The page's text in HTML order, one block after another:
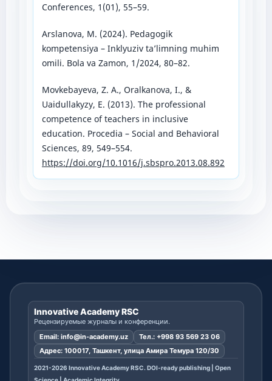
Conferences, 1(01), 55–59.
Arslanova, M. (2024). Pedagogik
kompetensiya – Inklyuziv ta’limning muhim
omili. Bola va Zamon, 1/2024, 80–82.
Movkebayeva, Z. A., Oralkanova, I., &
Uaidullakyzy, E. (2013). The professional
competence of teachers in inclusive
education. Procedia – Social and Behavioral
Sciences, 89, 549–554.
https://doi.org/10.1016/j.sbspro.2013.08.892
Innovative Academy RSC
Рецензируемые журналы и конференции.
Email: info@in-academy.uz Тел.: +998 93 569 23 06
Адрес: 100017, Ташкент, улица Амира Темура 120/30
2021-2026 Innovative Academy RSC. DOI-ready publishing | Open